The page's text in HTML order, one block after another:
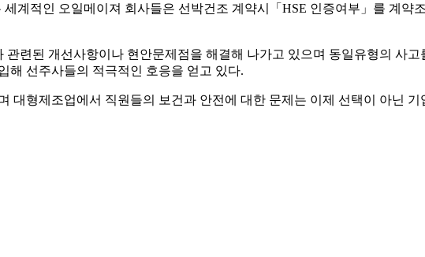
계적인 오일메이져 회사들은 선박건조 계약시「HSE 인증여부」를 계약
련된 개선사항이나 현안문제점을 해결해 나가고 있으며 동일유형의 사고
해 선주사들의 적극적인 호응을 얻고 있다.
형제조업에서 직원들의 보건과 안전에 대한 문제는 이제 선택이 아닌 기